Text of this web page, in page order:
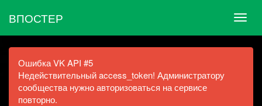
ВПОСТЕР
Ошибка VK API #5
Недействительный access_token! Администратору
сообщества нужно авторизоваться на сервисе
повторно.